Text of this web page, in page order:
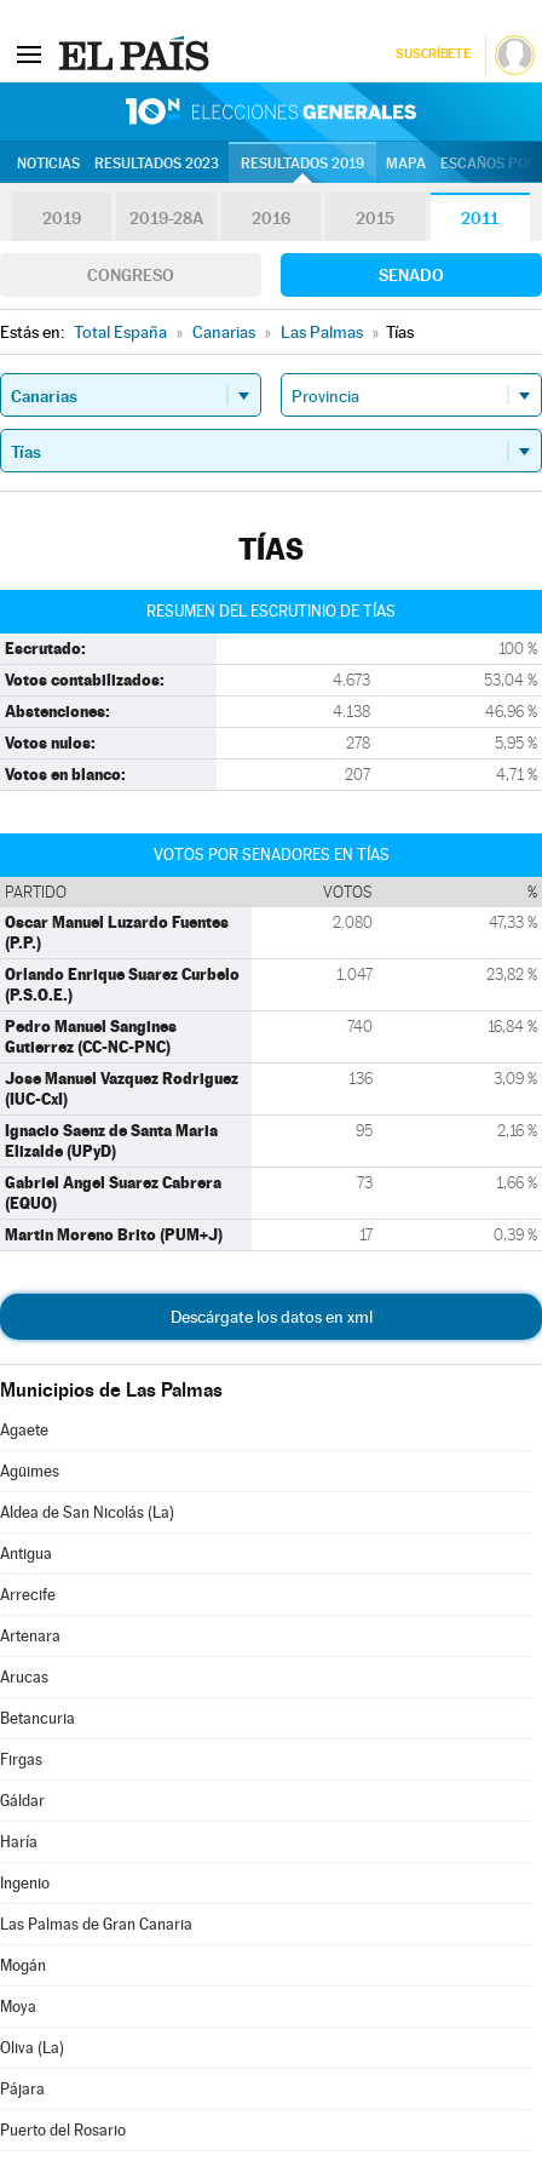
SUSCRÍBETE
NOTICIAS RESULTADOS 2023 RESULTADOS 2019 MAPA ESCAÑOS
2019 2019-28A 2016 2015 2011
CONGRESO SENADO
Estás en: Total España » Canarias » Las Palmas » Tías
TÍAS
RESUMEN DEL ESCRUTINIO DE TÍAS
Escrutado: 100 %
Votos contabilizados: 4.673 53,04 %
Abstenciones: 4.138 46,96 %
Votos nulos: 278 5,95 %
Votos en blanco: 207 4,71 %
VOTOS POR SENADORES EN TÍAS
PARTIDO VOTOS %
Oscar Manuel Luzardo Fuentes
(P.P.)
2.080 47,33 %
Orlando Enrique Suarez Curbelo
(P.S.O.E.)
1.047 23,82 %
Pedro Manuel Sangines
Gutierrez (CC-NC-PNC)
740 16,84 %
Jose Manuel Vazquez Rodriguez
(IUC-CxI)
136 3,09 %
Ignacio Saenz de Santa Maria
Elizalde (UPyD)
95 2,16 %
Gabriel Angel Suarez Cabrera
(EQUO)
73 1,66 %
Martin Moreno Brito (PUM+J) 17 0,39 %
Descárgate los datos en xml
Municipios de Las Palmas
Agaete
Agüimes
Aldea de San Nicolás (La)
Antigua
Arrecife
Artenara
Arucas
Betancuria
Firgas
Gáldar
Haría
Ingenio
Las Palmas de Gran Canaria
Mogán
Moya
Oliva (La)
Pájara
Puerto del Rosario